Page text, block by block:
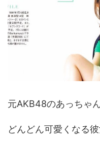
元AKB48のあっちゃ
どんどん可愛くなる